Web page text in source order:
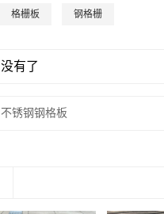
格栅板 钢格栅
没有了
不锈钢钢格板